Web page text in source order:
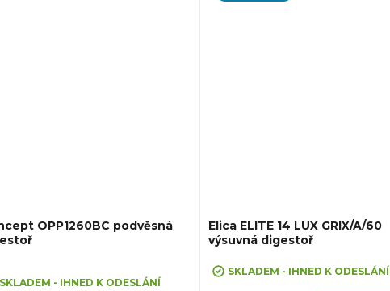
OPP1260BC podvěsná
SKLADEM - IHNED K ODESLÁNÍ
Elica ELITE 14 LUX GRIX/A/60
výsuvná digestoř
SKLADEM - IHNED K ODESLÁNÍ